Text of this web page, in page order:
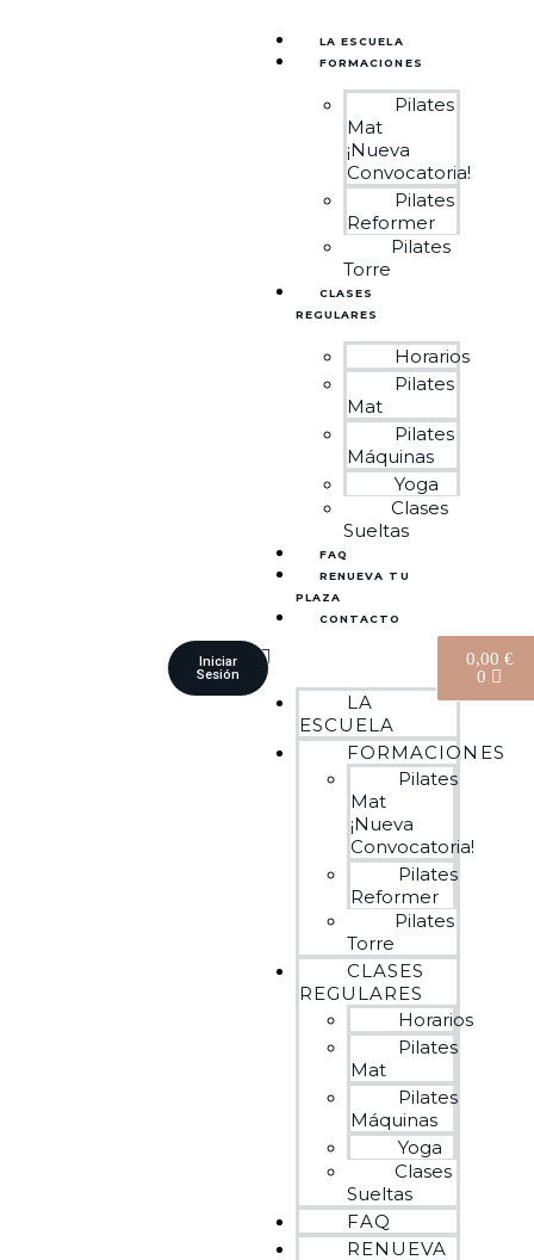
LA ESCUELA
FORMACIONES
Pilates
Mat
¡Nueva
Convocatoria!
Pilates
Reformer
Pilates
Torre
CLASES
REGULARES
Horarios
Pilates
Mat
Pilates
Máquinas
Yoga
Clases
Sueltas
FAQ
RENUEVA TU
PLAZA
CONTACTO
LA
ESCUELA
FORMACIONES
Pilates
Mat
¡Nueva
Convocatoria!
Pilates
Reformer
Pilates
Torre
CLASES
REGULARES
Horarios
Pilates
Mat
Pilates
Máquinas
Yoga
Clases
Sueltas
FAQ
RENUEVA
Iniciar
Sesión
0,00 €
0